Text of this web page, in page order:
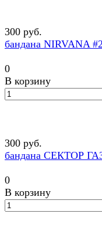
300 руб.
бандана NIRVANA #2
0
В корзину
300 руб.
бандана СЕКТОР
0
В корзину